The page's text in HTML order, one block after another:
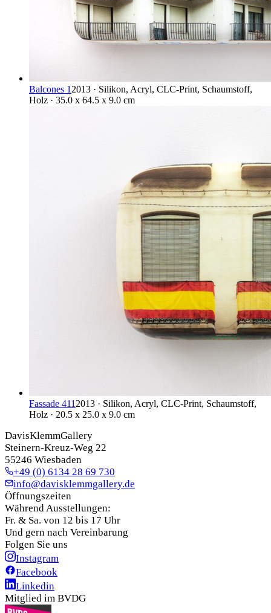
Balcones 1 2013 · Silikon, Acryl, CLC-Print, Schaumstoff,
Holz · 35.0 x 64.5 x 9.0 cm
Fassade 411 2013 · Silikon, Acryl, CLC-Print, Schaumstoff,
Holz · 20.5 x 25.0 x 9.0 cm
DavisKlemmGallery
Steinern-Kreuz-Weg 22
55246 Wiesbaden
+49 (0) 6134 28 69 730
info@davisklemmgallery.de
Öffnungszeiten
Während Ausstellungen:
Fr. & Sa. von 12 bis 17 Uhr
Und gern nach Vereinbarung
Folgen Sie uns
Instagram
Facebook
Linkedin
Mitglied im BVDG